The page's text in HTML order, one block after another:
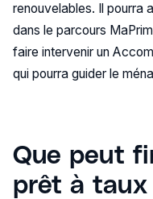
renouvelables. Il pourra
dans le parcours
faire intervenir un
qui pourra guider le
Que peut
prêt à taux